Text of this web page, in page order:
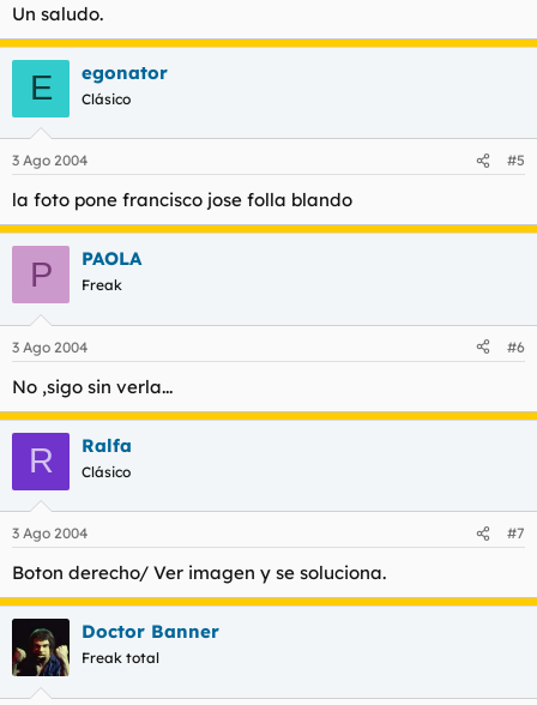
Un saludo.
E egonator
Clásico
3 Ago 2004 #5
la foto pone francisco jose folla blando
P PAOLA
Freak
3 Ago 2004 #6
No ,sigo sin verla...
R Ralfa
Clásico
3 Ago 2004 #7
Boton derecho/ Ver imagen y se soluciona.
Doctor Banner
Freak total